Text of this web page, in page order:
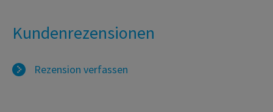
Kundenrezensionen
Rezension verfassen